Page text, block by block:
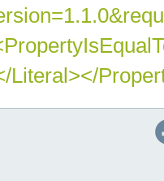
Literal></